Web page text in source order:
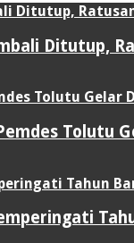
Ditutup,
Tolutu